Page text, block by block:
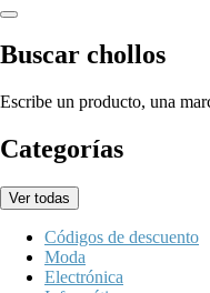
Buscar chollos
Escribe un producto, una
Categorías
Ver todas
Códigos de descuento
Moda
Electrónica